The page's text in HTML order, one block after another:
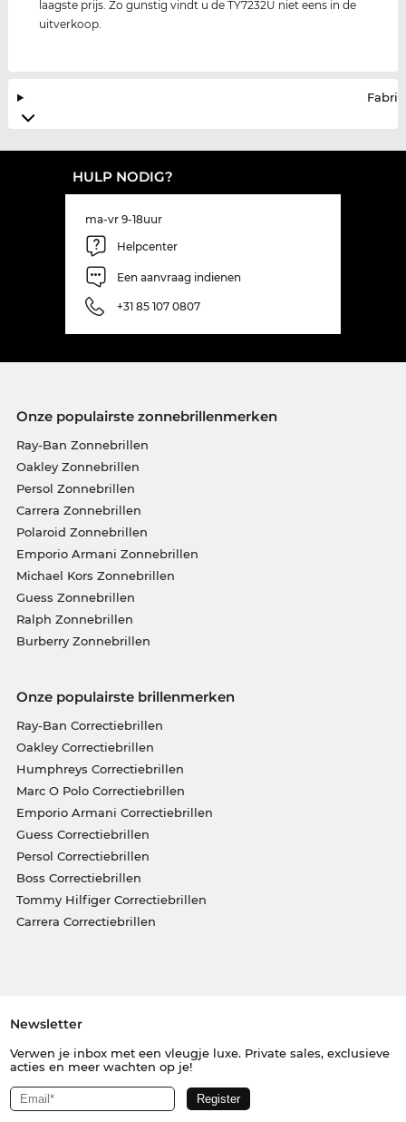
laagste prijs. Zo gunstig vindt u de TY7232U niet eens in de
uitverkoop.
HULP NODIG?
ma-vr 9-18uur
Helpcenter
Een aanvraag indienen
+31 85 107 0807
Onze populairste zonnebrillenmerken
Ray-Ban Zonnebrillen
Oakley Zonnebrillen
Persol Zonnebrillen
Carrera Zonnebrillen
Polaroid Zonnebrillen
Emporio Armani Zonnebrillen
Michael Kors Zonnebrillen
Guess Zonnebrillen
Ralph Zonnebrillen
Burberry Zonnebrillen
Onze populairste brillenmerken
Ray-Ban Correctiebrillen
Oakley Correctiebrillen
Humphreys Correctiebrillen
Marc O Polo Correctiebrillen
Emporio Armani Correctiebrillen
Guess Correctiebrillen
Persol Correctiebrillen
Boss Correctiebrillen
Tommy Hilfiger Correctiebrillen
Carrera Correctiebrillen
Newsletter
Verwen je inbox met een vleugje luxe. Private sales, exclusieve
acties en meer wachten op je!